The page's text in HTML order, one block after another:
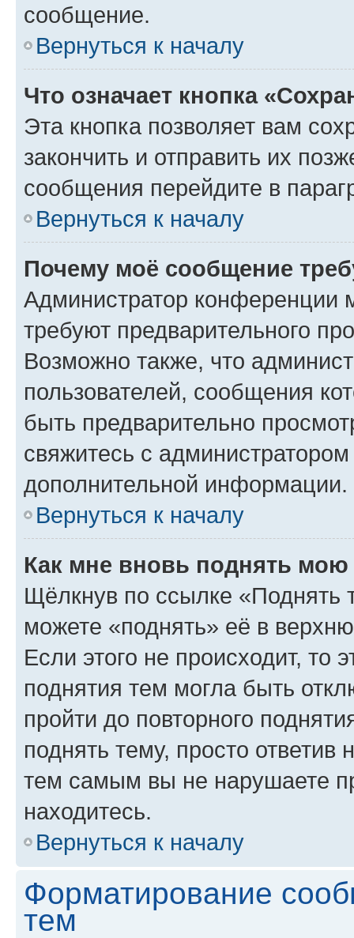
сообщение.
Вернуться к началу
Что означает кнопка
Эта кнопка позволяет вам
закончить и отправить их
сообщения перейдите в
Вернуться к началу
Почему моё сообщение
Администратор конференции
требуют предварительного
Возможно также, что
пользователей, сообщения
быть предварительно
свяжитесь с
дополнительной информации.
Вернуться к началу
Как мне вновь поднять мою
Щёлкнув по ссылке «Поднять
можете «поднять» её в
Если этого не происходит, то
поднятия тем могла быть
пройти до повторного
поднять тему, просто ответив
тем самым вы не нарушаете
находитесь.
Вернуться к началу
Форматирование
тем